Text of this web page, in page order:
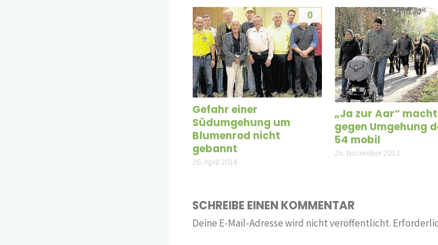
0
Gefahr einer
Südumgehung um
Blumenrod nicht
gebannt
26. April 2014
„Ja zur Aar“ macht
gegen Umgehung
54 mobil
26. November 2013
SCHREIBE EINEN KOMMENTAR
Deine E-Mail-Adresse wird nicht veröffentlicht.